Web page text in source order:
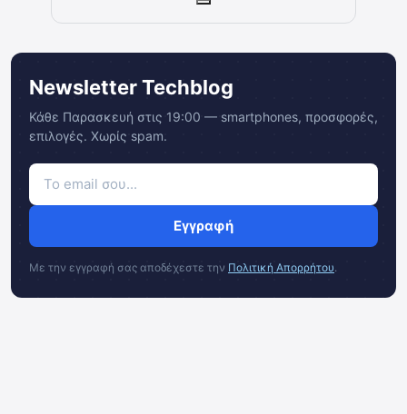
Newsletter Techblog
Κάθε Παρασκευή στις 19:00 — smartphones, προσφορές,
επιλογές. Χωρίς spam.
Εγγραφή
Με την εγγραφή σας αποδέχεστε την Πολιτική Απορρήτου.